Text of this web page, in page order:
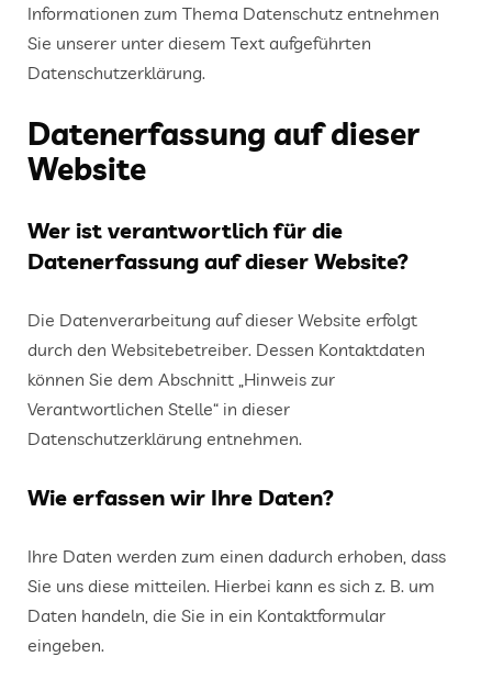
Informationen zum Thema Datenschutz entnehmen
Sie unserer unter diesem Text aufgeführten
Datenschutzerklärung.
Datenerfassung auf dieser
Website
Wer ist verantwortlich für die
Datenerfassung auf dieser Website?
Die Datenverarbeitung auf dieser Website erfolgt
durch den Websitebetreiber. Dessen Kontaktdaten
können Sie dem Abschnitt „Hinweis zur
Verantwortlichen Stelle“ in dieser
Datenschutzerklärung entnehmen.
Wie erfassen wir Ihre Daten?
Ihre Daten werden zum einen dadurch erhoben, dass
Sie uns diese mitteilen. Hierbei kann es sich z. B. um
Daten handeln, die Sie in ein Kontaktformular
eingeben.